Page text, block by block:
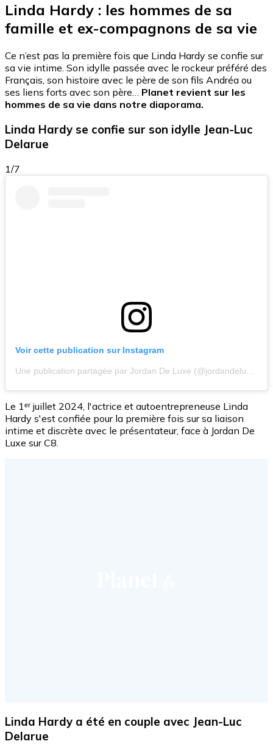
Linda Hardy : les hommes de sa
famille et ex-compagnons de sa vie
Ce n’est pas la première fois que Linda Hardy se confie sur
sa vie intime. Son idylle passée avec le rockeur préféré des
Français, son histoire avec le père de son fils Andréa ou
ses liens forts avec son père… Planet revient sur les
hommes de sa vie dans notre diaporama.
Linda Hardy se confie sur son idylle Jean-Luc
Delarue
1/7
Voir cette publication sur Instagram
Le 1ᵉʳ juillet 2024, l'actrice et autoentrepreneuse Linda
Hardy s'est confiée pour la première fois sur sa liaison
intime et discrète avec le présentateur, face à Jordan De
Luxe sur C8.
Linda Hardy a été en couple avec Jean-Luc
Delarue